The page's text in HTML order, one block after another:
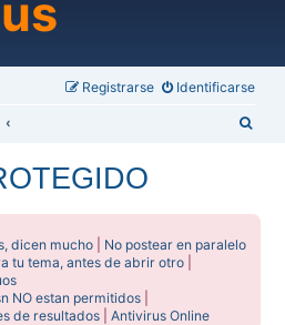
Identificarse
Registrarse
dicen mucho
No postear en paralelo
tu tema, antes de abrir otro
NO estan permitidos
de resultados |Antivirus Online